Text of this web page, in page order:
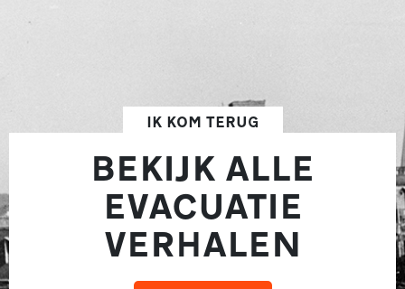
IK KOM TERUG
BEKIJK ALLE
EVACUATIE
VERHALEN